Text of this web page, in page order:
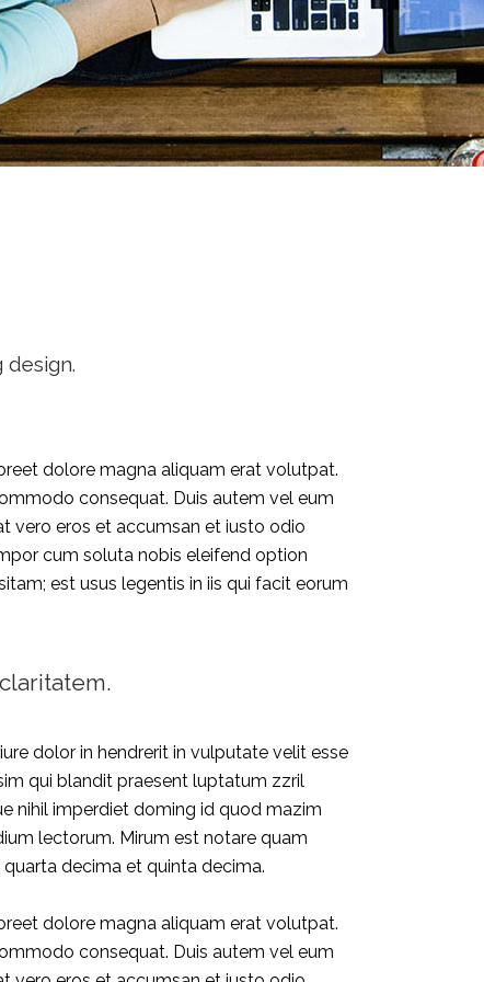
dolore magna aliquam erat volutpat.
consequat. Duis autem vel eum
vero eros et accumsan et iusto odio
cum soluta nobis eleifend option
est usus legentis in iis qui facit eorum
dolor in hendrerit in vulputate velit esse
qui blandit praesent luptatum zzril
nihil imperdiet doming id quod mazim
lectorum. Mirum est notare quam
decima et quinta decima.
dolore magna aliquam erat volutpat.
consequat. Duis autem vel eum